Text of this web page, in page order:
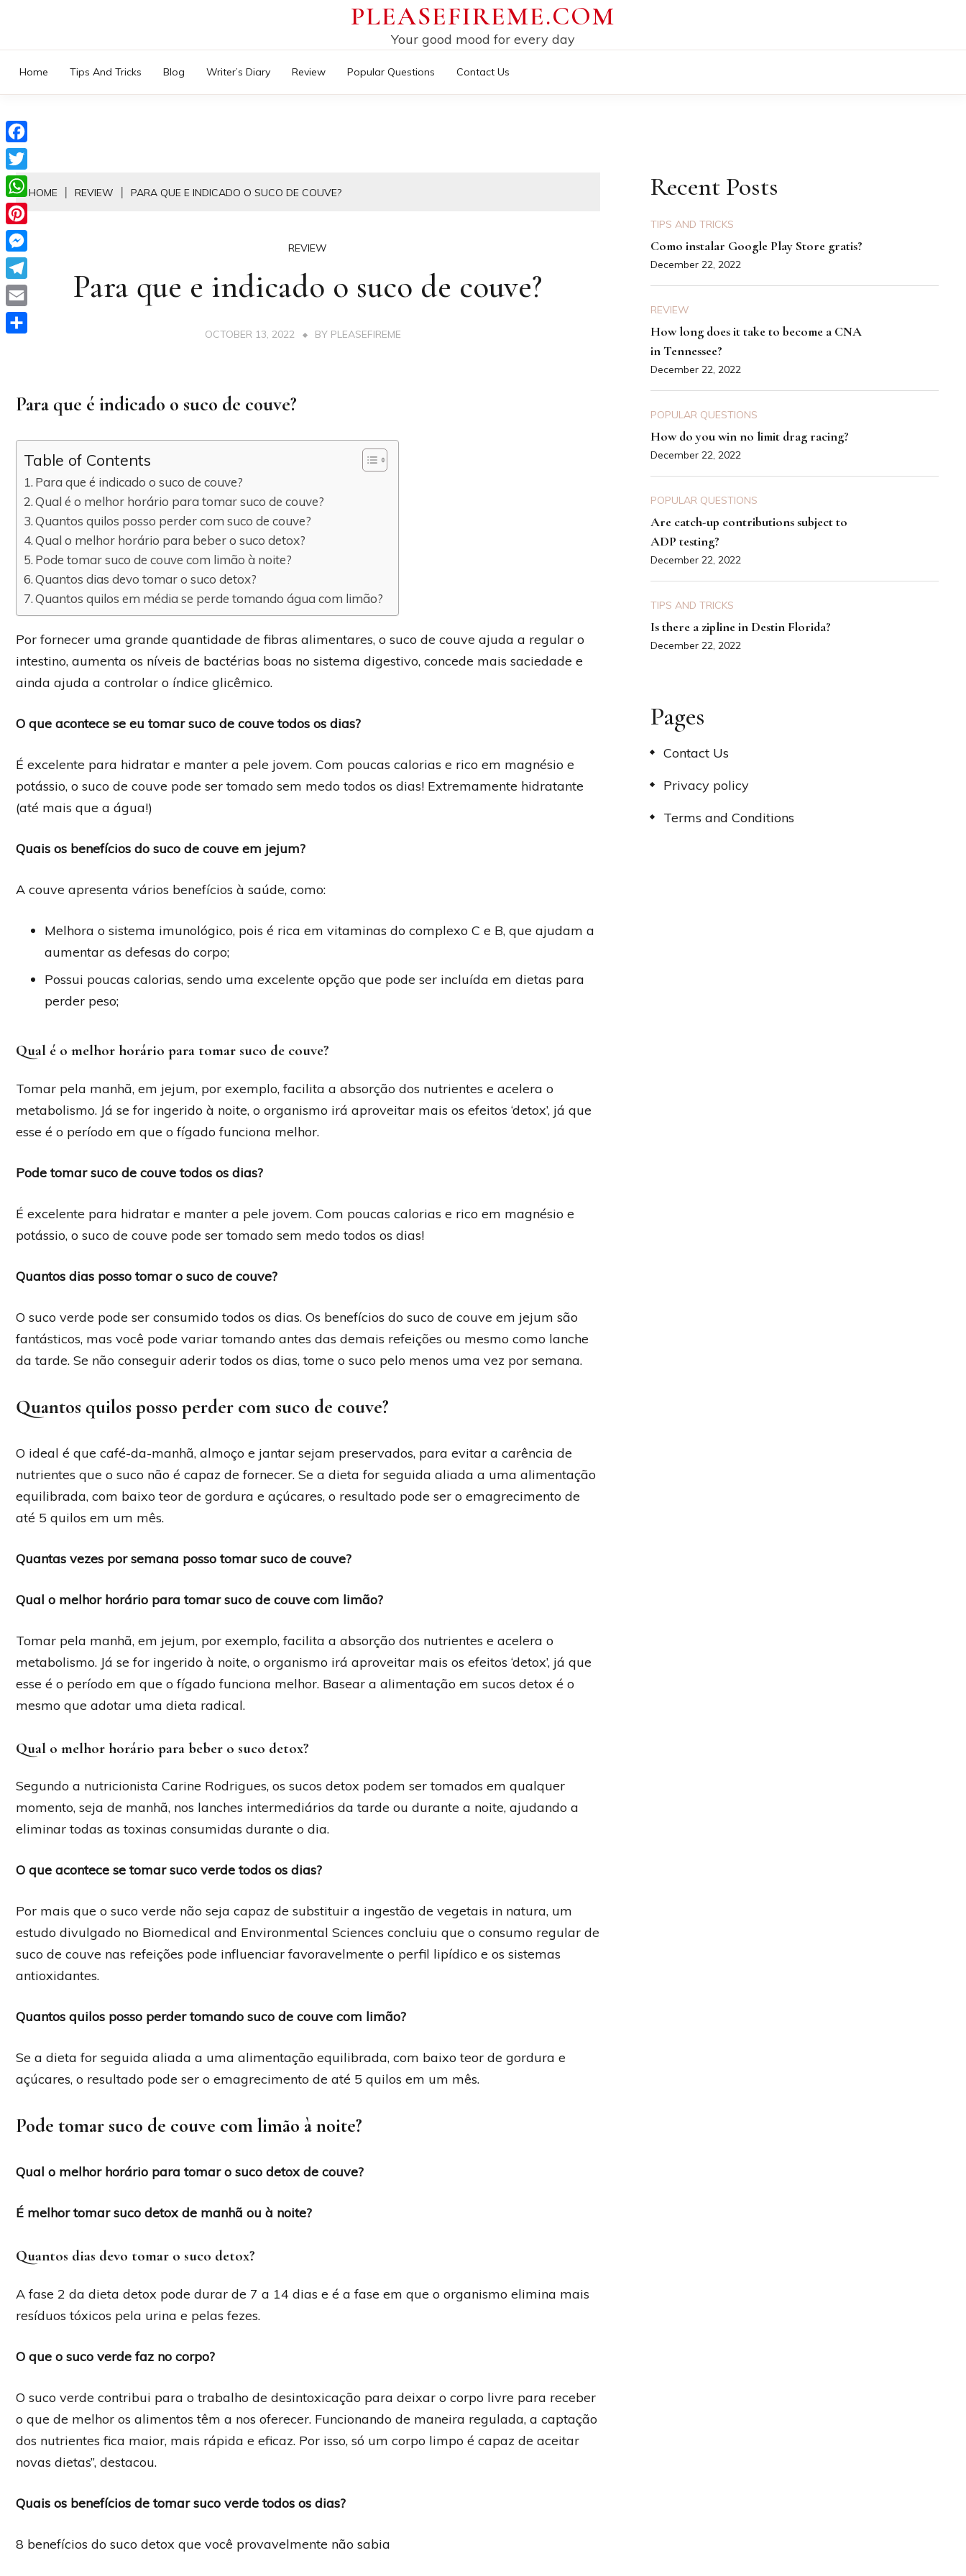
content
PLEASEFIREME.COM
Your good mood for every day
Home Tips And Tricks Blog Writer’s Diary Review Popular Questions Contact Us
HOME REVIEW PARA QUE E INDICADO O SUCO DE COUVE?
REVIEW
Para que e indicado o suco de couve?
OCTOBER 13, 2022 BY PLEASEFIREME
Para que é indicado o suco de couve?
Table of Contents
Para que é indicado o suco de couve?
Qual é o melhor horário para tomar suco de couve?
Quantos quilos posso perder com suco de couve?
Qual o melhor horário para beber o suco detox?
Pode tomar suco de couve com limão à noite?
Quantos dias devo tomar o suco detox?
Quantos quilos em média se perde tomando água com limão?
Por fornecer uma grande quantidade de fibras alimentares, o suco de couve ajuda a regular o
intestino, aumenta os níveis de bactérias boas no sistema digestivo, concede mais saciedade e
ainda ajuda a controlar o índice glicêmico.
O que acontece se eu tomar suco de couve todos os dias?
É excelente para hidratar e manter a pele jovem. Com poucas calorias e rico em magnésio e
potássio, o suco de couve pode ser tomado sem medo todos os dias! Extremamente hidratante
(até mais que a água!)
Quais os benefícios do suco de couve em jejum?
A couve apresenta vários benefícios à saúde, como:
Melhora o sistema imunológico, pois é rica em vitaminas do complexo C e B, que ajudam a
aumentar as defesas do corpo;
Possui poucas calorias, sendo uma excelente opção que pode ser incluída em dietas para
perder peso;
Qual é o melhor horário para tomar suco de couve?
Tomar pela manhã, em jejum, por exemplo, facilita a absorção dos nutrientes e acelera o
metabolismo. Já se for ingerido à noite, o organismo irá aproveitar mais os efeitos ‘detox’, já que
esse é o período em que o fígado funciona melhor.
Pode tomar suco de couve todos os dias?
É excelente para hidratar e manter a pele jovem. Com poucas calorias e rico em magnésio e
potássio, o suco de couve pode ser tomado sem medo todos os dias!
Quantos dias posso tomar o suco de couve?
O suco verde pode ser consumido todos os dias. Os benefícios do suco de couve em jejum são
fantásticos, mas você pode variar tomando antes das demais refeições ou mesmo como lanche
da tarde. Se não conseguir aderir todos os dias, tome o suco pelo menos uma vez por semana.
Quantos quilos posso perder com suco de couve?
O ideal é que café-da-manhã, almoço e jantar sejam preservados, para evitar a carência de
nutrientes que o suco não é capaz de fornecer. Se a dieta for seguida aliada a uma alimentação
equilibrada, com baixo teor de gordura e açúcares, o resultado pode ser o emagrecimento de
até 5 quilos em um mês.
Quantas vezes por semana posso tomar suco de couve?
Qual o melhor horário para tomar suco de couve com limão?
Tomar pela manhã, em jejum, por exemplo, facilita a absorção dos nutrientes e acelera o
metabolismo. Já se for ingerido à noite, o organismo irá aproveitar mais os efeitos ‘detox’, já que
esse é o período em que o fígado funciona melhor. Basear a alimentação em sucos detox é o
mesmo que adotar uma dieta radical.
Qual o melhor horário para beber o suco detox?
Segundo a nutricionista Carine Rodrigues, os sucos detox podem ser tomados em qualquer
momento, seja de manhã, nos lanches intermediários da tarde ou durante a noite, ajudando a
eliminar todas as toxinas consumidas durante o dia.
O que acontece se tomar suco verde todos os dias?
Por mais que o suco verde não seja capaz de substituir a ingestão de vegetais in natura, um
estudo divulgado no Biomedical and Environmental Sciences concluiu que o consumo regular de
suco de couve nas refeições pode influenciar favoravelmente o perfil lipídico e os sistemas
antioxidantes.
Quantos quilos posso perder tomando suco de couve com limão?
Se a dieta for seguida aliada a uma alimentação equilibrada, com baixo teor de gordura e
açúcares, o resultado pode ser o emagrecimento de até 5 quilos em um mês.
Pode tomar suco de couve com limão à noite?
Qual o melhor horário para tomar o suco detox de couve?
É melhor tomar suco detox de manhã ou à noite?
Quantos dias devo tomar o suco detox?
A fase 2 da dieta detox pode durar de 7 a 14 dias e é a fase em que o organismo elimina mais
resíduos tóxicos pela urina e pelas fezes.
O que o suco verde faz no corpo?
O suco verde contribui para o trabalho de desintoxicação para deixar o corpo livre para receber
o que de melhor os alimentos têm a nos oferecer. Funcionando de maneira regulada, a captação
dos nutrientes fica maior, mais rápida e eficaz. Por isso, só um corpo limpo é capaz de aceitar
novas dietas”, destacou.
Quais os benefícios de tomar suco verde todos os dias?
8 benefícios do suco detox que você provavelmente não sabia
Recent Posts
TIPS AND TRICKS
Como instalar Google Play Store gratis?
December 22, 2022
REVIEW
How long does it take to become a CNA
in Tennessee?
December 22, 2022
POPULAR QUESTIONS
How do you win no limit drag racing?
December 22, 2022
POPULAR QUESTIONS
Are catch-up contributions subject to
ADP testing?
December 22, 2022
TIPS AND TRICKS
Is there a zipline in Destin Florida?
December 22, 2022
Pages
Contact Us
Privacy policy
Terms and Conditions
Facebook
Twitter
WhatsApp
Pinterest
Messenger
Telegram
Email